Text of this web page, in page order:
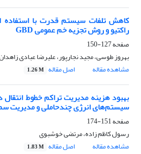
کاهش تلفات سیستم قدرت با استفاده
راکتیو و روش تجزیه خم عمومی GBD
صفحه127-150
بهروز طوسی، مجید نجارپور، علیرضا عبادی
مشاهده مقاله
اصل مقاله 1.26 M
بهبود هزینه مدیریت تراکم خطوط
سیستم‌های انرژی چندحاملی و مدیریت
صفحه151-174
رسول کاظم زاده، مرتضی خوشبوی
مشاهده مقاله
اصل مقاله 1.83 M